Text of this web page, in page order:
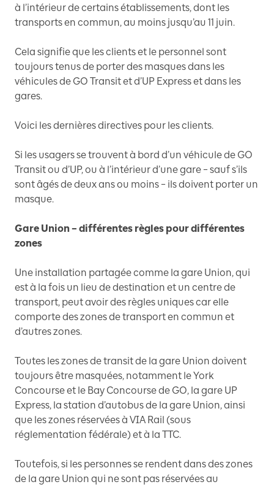
à l’intérieur de certains établissements, dont les
transports en commun, au moins jusqu’au 11 juin.
Cela signifie que les clients et le personnel sont
toujours tenus de porter des masques dans les
véhicules de GO Transit et d’UP Express et dans les
gares.
Voici les dernières directives pour les clients.
Si les usagers se trouvent à bord d’un véhicule de GO
Transit ou d’UP, ou à l’intérieur d’une gare – sauf s’ils
sont âgés de deux ans ou moins – ils doivent porter un
masque.
Gare Union – différentes règles pour différentes
zones
Une installation partagée comme la gare Union, qui
est à la fois un lieu de destination et un centre de
transport, peut avoir des règles uniques car elle
comporte des zones de transport en commun et
d’autres zones.
Toutes les zones de transit de la gare Union doivent
toujours être masquées, notamment le York
Concourse et le Bay Concourse de GO, la gare UP
Express, la station d’autobus de la gare Union, ainsi
que les zones réservées à VIA Rail (sous
réglementation fédérale) et à la TTC.
Toutefois, si les personnes se rendent dans des zones
de la gare Union qui ne sont pas réservées au